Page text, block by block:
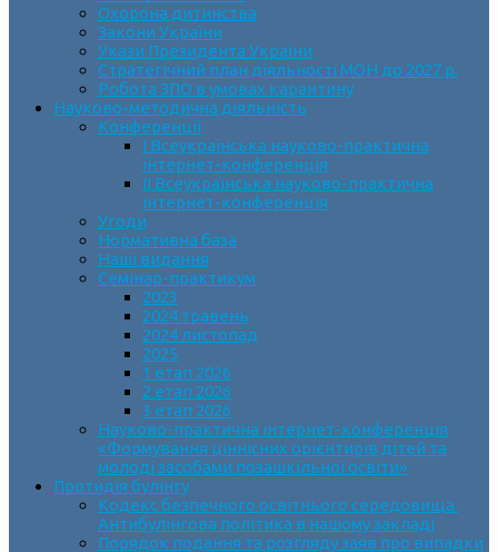
Охорона дитинства
Закони України
Укази Президента України
Стратегічний план діяльності МОН до 2027 р.
Робота ЗПО в умовах карантину
Науково-методична діяльність
Конференції
І Всеукраїнська науково-практична
інтернет-конференція
ІІ Всеукраїнська науково-практична
інтернет-конференція
Угоди
Нормативна база
Наші видання
Семінар-практикум
2023
2024 травень
2024 листопад
2025
1 етап 2026
2 етап 2026
3 етап 2026
Науково-практична інтернет-конференція
«Формування ціннісних орієнтирів дітей та
молоді засобами позашкільної освіти»
Протидія булінгу
Кодекс безпечного освітнього середовища.
Антибулінгова політика в нашому закладі
Порядок подання та розгляду заяв про випадки